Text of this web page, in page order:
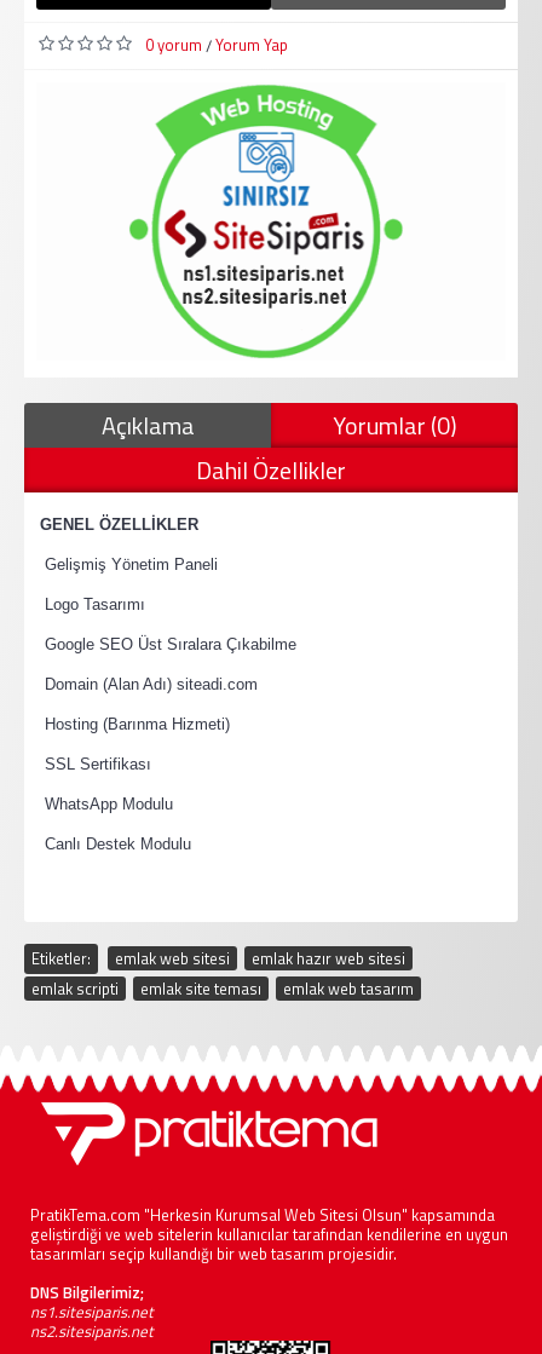
0 yorum /Yorum Yap
Açıklama
Yorumlar (0)
Dahil Özellikler
GENEL ÖZELLİKLER
Gelişmiş Yönetim Paneli
Logo Tasarımı
Google SEO Üst Sıralara Çıkabilme
Domain (Alan Adı) siteadi.com
Hosting (Barınma Hizmeti)
SSL Sertifikası
WhatsApp Modulu
Canlı Destek Modulu
Etiketler: emlak web sitesi emlak hazır web sitesi
emlak scripti
emlak site teması emlak web tasarım
PratikTema.com "Herkesin Kurumsal Web Sitesi Olsun" kapsamında
geliştirdiği ve web sitelerin kullanıcılar tarafından kendilerine en uygun
tasarımları seçip kullandığı bir web tasarım projesidir.
DNS Bilgilerimiz;
ns1.sitesiparis.net
ns2.sitesiparis.net